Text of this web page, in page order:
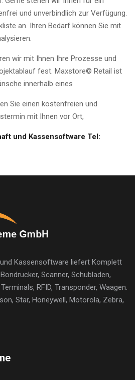
und unverbindlich zur Verfügung.
an. Ihren Bedarf können Sie mit
wir mit Ihnen Ihre Prozesse und
fest. Maxstore© Retail ist
innerhalb eines
Sie einen kostenfreien und
mit Ihnen vor Ort,
und Kassensoftware Tel:
Kassensoftware liefert Komplett
Scanner, Schubladen,
RFID, Transponder, Waagen.
Star, Honeywell, Motorola, Zebra,